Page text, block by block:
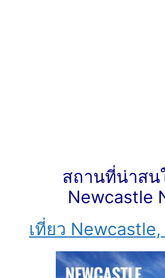
สถานที่น่าสน
Newcastle
เที่ยว